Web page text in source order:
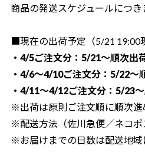
商品の発送スケジュールにつき
■現在の出荷予定（5/21 19:00
・4/5ご注文分：5/21〜順次出
・4/6〜4/10ご注文分：5/22〜
・4/11〜4/12ご注文分：5/23
※出荷は原則ご注文順に順次進
※配送方法（佐川急便／ネコポ
※お届けまでの日数は配送地域